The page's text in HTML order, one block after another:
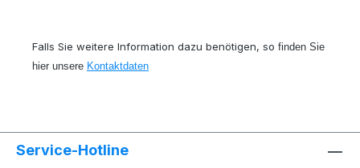
Falls Sie weitere Information dazu benötigen, so finden Sie
hier unsere Kontaktdaten
Service-Hotline